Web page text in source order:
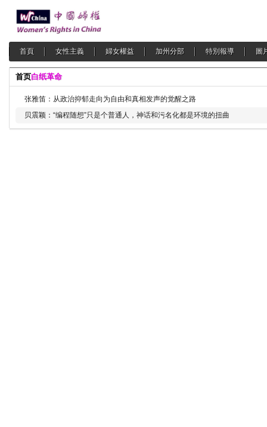
首頁 女性主義 婦女權益 加州分部 特別報導 圖
首页白纸革命
张雅笛：从政治抑郁走向为自由和真相发声的觉醒之路
贝震颖：“编程随想”只是个普通人，神话和污名化都是环境的扭曲